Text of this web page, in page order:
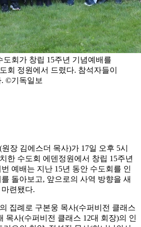
도회가 창립 15주년 기념예배를
회 정원에서 드렸다. 참석자들이
©기독일보
장 김에스더 목사)가 17일 오후 5시
한 수도회 에덴정원에서 창립 15주년
예배는 지난 15년 동안 수도회를 인
돌아보고, 앞으로의 사역 방향을 새
련됐다.
집례로 구본웅 목사(수퍼비전 클래스
목사(수퍼비전 클래스 12대 회장)의 인